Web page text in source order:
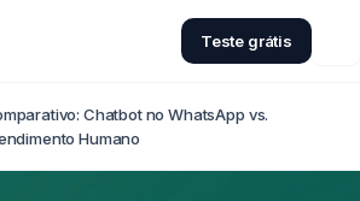
Teste grátis
Chatbot no WhatsApp vs.
Humano